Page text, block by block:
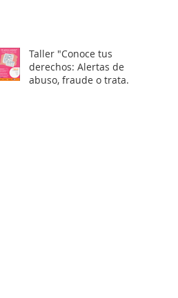
Taller "Conoce tus
derechos: Alertas de
abuso, fraude o trata